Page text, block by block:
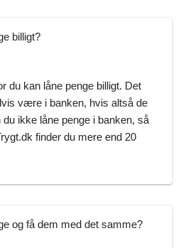
billigt?
du kan låne penge billigt. Det
være i banken, hvis altså de
ikke låne penge i banken, så
finder du mere end 20
og få dem med det samme?